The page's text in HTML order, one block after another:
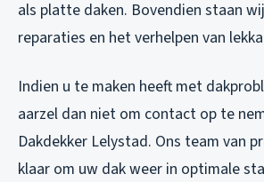
als platte daken. Bovendien staan
reparaties en het verhelpen van
Indien u te maken heeft met
aarzel dan niet om contact op te
Dakdekker Lelystad. Ons team van
klaar om uw dak weer in optimale